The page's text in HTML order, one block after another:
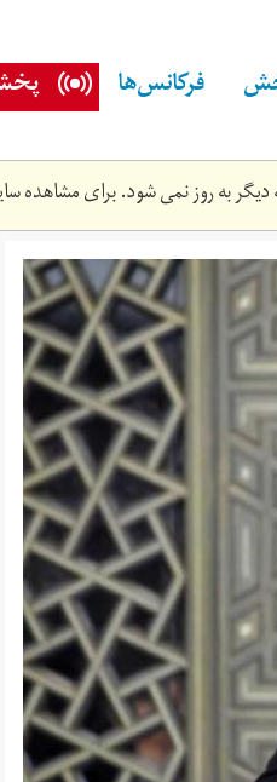
فرکانس‌ها
به روز نمی شود. برای مشاهده